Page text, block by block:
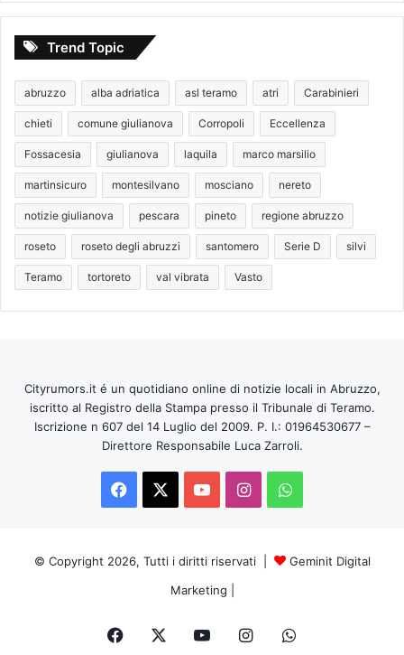
Trend Topic
abruzzo alba adriatica asl teramo atri Carabinieri
chieti comune giulianova Corropoli Eccellenza
Fossacesia giulianova laquila marco marsilio
martinsicuro montesilvano mosciano nereto
notizie giulianova pescara pineto regione abruzzo
roseto roseto degli abruzzi santomero Serie D silvi
Teramo tortoreto val vibrata Vasto
Cityrumors.it é un quotidiano online di notizie locali in Abruzzo,
iscritto al Registro della Stampa presso il Tribunale di Teramo.
Iscrizione n 607 del 14 Luglio del 2009. P. I.: 01964530677 –
Direttore Responsabile Luca Zarroli.
Facebook
You InstagramWhatsApp
© Copyright 2026, Tutti i diritti riservati |
Geminit Digital
Marketing
Facebook InstagramWhatsApp